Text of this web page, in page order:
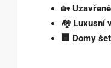
🏡
🏘️ Luxusní
🏢 Domy